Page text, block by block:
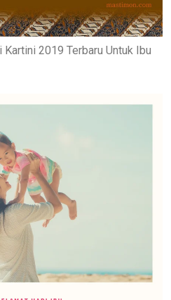
Kartini 2019 Terbaru Untuk Ibu